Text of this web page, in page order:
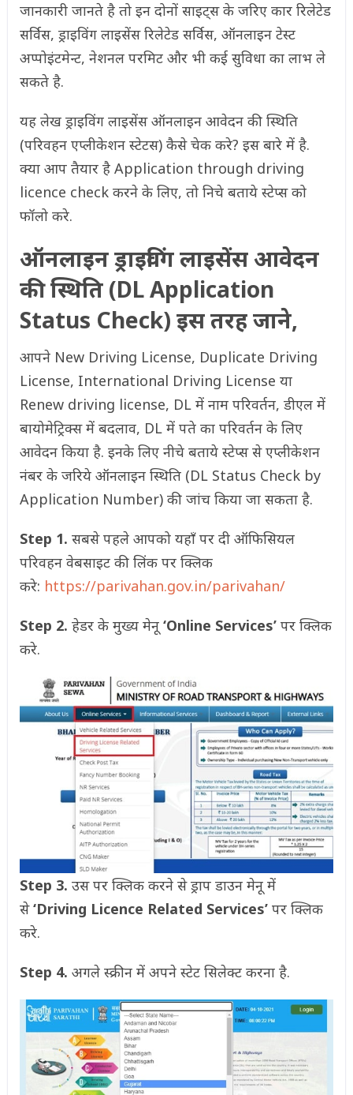
जानकारी जानते है तो इन दोनों साइट्स के जरिए कार रिलेटेड
सर्विस, ड्राइविंग लाइसेंस रिलेटेड सर्विस, ऑनलाइन टेस्ट
अप्पोइंटमेन्ट, नेशनल परमिट और भी कई सुविधा का लाभ ले
सकते है.
यह लेख ड्राइविंग लाइसेंस ऑनलाइन आवेदन की स्थिति
(परिवहन एप्लीकेशन स्टेटस) कैसे चेक करे? इस बारे में है.
क्या आप तैयार है Application through driving
licence check करने के लिए, तो निचे बताये स्टेप्स को
फॉलो करे.
ऑनलाइन ड्राइविंग लाइसेंस आवेदन
की स्थिति (DL Application
Status Check) इस तरह जाने,
आपने New Driving License, Duplicate Driving
License, International Driving License या
Renew driving license, DL में नाम परिवर्तन, डीएल में
बायोमेट्रिक्स में बदलाव, DL में पते का परिवर्तन के लिए
आवेदन किया है. इनके लिए नीचे बताये स्टेप्स से एप्लीकेशन
नंबर के जरिये ऑनलाइन स्थिति (DL Status Check by
Application Number) की जांच किया जा सकता है.
Step 1. सबसे पहले आपको यहाँ पर दी ऑफिसियल
परिवहन वेबसाइट की लिंक पर क्लिक
करे: https://parivahan.gov.in/parivahan/
Step 2. हेडर के मुख्य मेनू ‘Online Services’ पर क्लिक
करे.
Step 3. उस पर क्लिक करने से ड्राप डाउन मेनू में
से‘Driving Licence Related Services’ पर क्लिक
करे.
Step 4. अगले स्क्रीन में अपने स्टेट सिलेक्ट करना है.